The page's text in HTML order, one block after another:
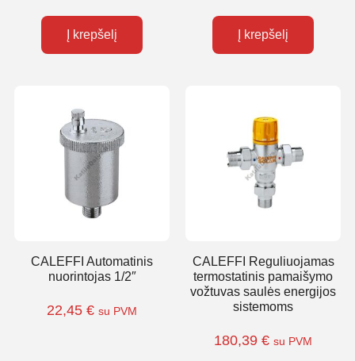
Į krepšelį Į krepšelį
CALEFFI Automatinis
nuorintojas 1/2″
22,45 € su PVM
CALEFFI Reguliuojamas
termostatinis pamaišymo
vožtuvas saulės energijos
sistemoms
180,39 € su PVM